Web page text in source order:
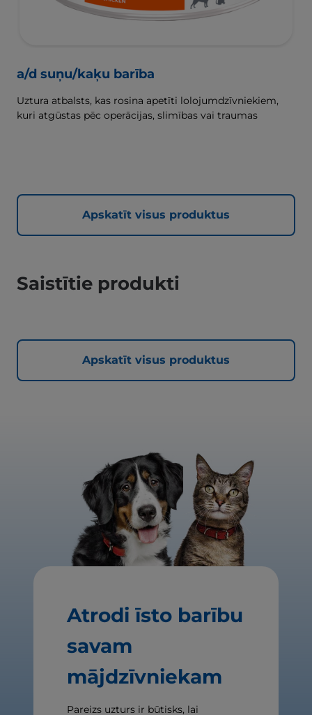
a/d suņu/kaķu barība
Uztura atbalsts, kas rosina apetīti lolojumdzīvniekiem,
kuri atgūstas pēc operācijas, slimības vai traumas
Apskatīt visus produktus
Saistītie produkti
Apskatīt visus produktus
Atrodi īsto barību
savam
mājdzīvniekam
Pareizs uzturs ir būtisks, lai